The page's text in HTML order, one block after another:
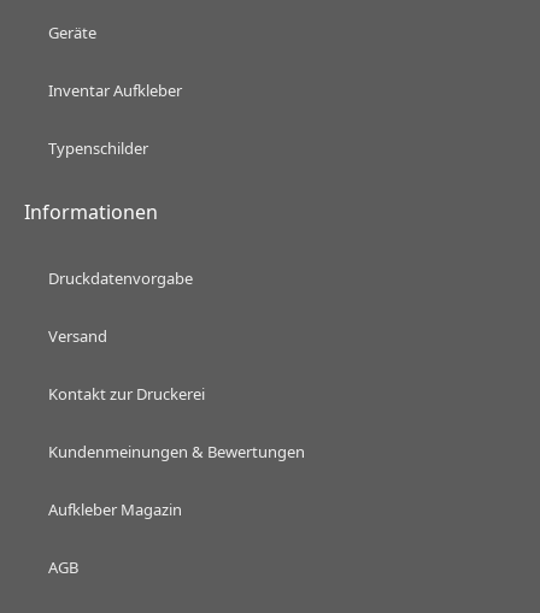
Geräte
Inventar Aufkleber
Typenschilder
Informationen
Druckdatenvorgabe
Versand
Kontakt zur Druckerei
Kundenmeinungen & Bewertungen
Aufkleber Magazin
AGB